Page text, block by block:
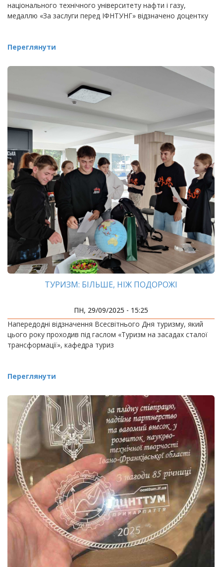
національного технічного університету нафти і газу,
медаллю «За заслуги перед ІФНТУНГ» відзначено доцентку
Переглянути
ТУРИЗМ: БІЛЬШЕ, НІЖ ПОДОРОЖІ
ПН, 29/09/2025 - 15:25
Напередодні відзначення Всесвітнього Дня туризму, який
цього року проходив під гаслом «Туризм на засадах сталої
трансформації», кафедра туриз
Переглянути